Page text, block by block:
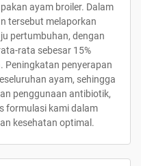
ayam broiler. Dalam
tersebut melaporkan
pertumbuhan, dengan
rata sebesar 15%
Peningkatan penyerapan
ayam, sehingga
penggunaan antibiotik,
formulasi kami dalam
kesehatan optimal.